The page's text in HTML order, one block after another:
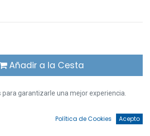
Añadir a la Cesta
quedado sin stock de este artículo. Resérvalo o
más información.
garantizarle una mejor experiencia.
Política de Cookies Acepto